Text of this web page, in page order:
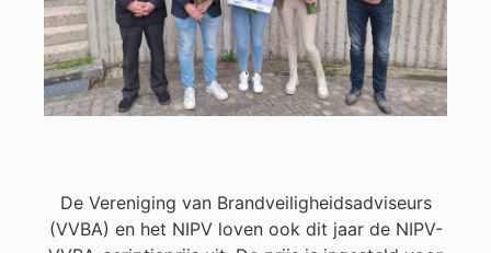
De Vereniging van Brandveiligheidsadviseurs
(VVBA) en het NIPV loven ook dit jaar de NIPV-